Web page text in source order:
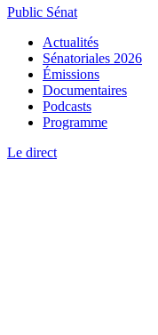
Public Sénat
Actualités
Sénatoriales 2026
Émissions
Documentaires
Podcasts
Programme
Le direct